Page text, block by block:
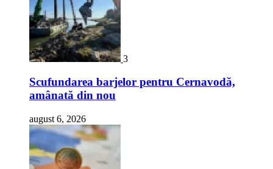
3
Scufundarea barjelor pentru Cernavodă,
amânată din nou
august 6, 2026